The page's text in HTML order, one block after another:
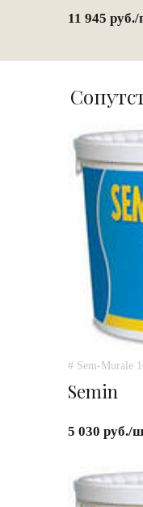
11 945 руб./
# Sem-Murale
Semin
5 030 руб./